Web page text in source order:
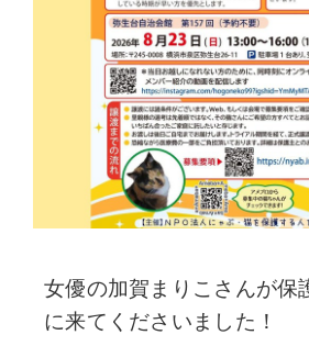
女優の加賀まりこさんが保
に来てくださいました！